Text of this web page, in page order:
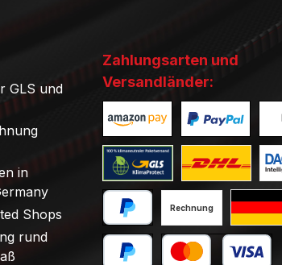
GLS und
in
Shops
rund
Zahlungsarten und
Versandländer:
PayPal
Rechnung
Benutzerdefiniertes Bild 1
Benutzerdefiniertes Bild 1